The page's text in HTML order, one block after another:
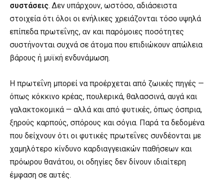
συστάσεις. Δεν υπάρχουν, ωστόσο, αδιάσειστα
στοιχεία ότι όλοι οι ενήλικες χρειάζονται τόσο υψηλά
επίπεδα πρωτεΐνης, αν και παρόμοιες ποσότητες
συστήνονται συχνά σε άτομα που επιδιώκουν απώλεια
βάρους ή μυϊκή ενδυνάμωση.
Η πρωτεΐνη μπορεί να προέρχεται από ζωικές πηγές —
όπως κόκκινο κρέας, πουλερικά, θαλασσινά, αυγά και
γαλακτοκομικά — αλλά και από φυτικές, όπως όσπρια,
ξηρούς καρπούς, σπόρους και σόγια. Παρά τα δεδομένα
που δείχνουν ότι οι φυτικές πρωτεΐνες συνδέονται με
χαμηλότερο κίνδυνο καρδιαγγειακών παθήσεων και
πρόωρου θανάτου, οι οδηγίες δεν δίνουν ιδιαίτερη
έμφαση σε αυτές.